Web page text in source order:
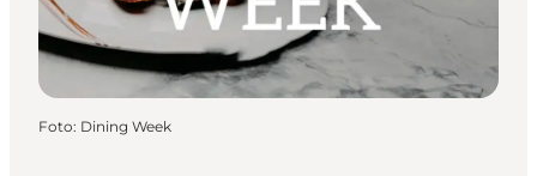
Foto: Dining Week